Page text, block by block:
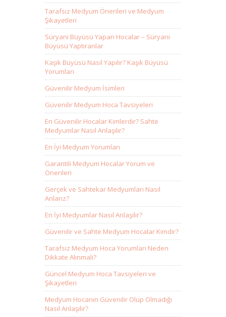
Tarafsız Medyum Önerileri ve Medyum
Şikayetleri
Süryani Büyüsü Yapan Hocalar – Süryani
Büyüsü Yaptıranlar
Kaşık Büyüsü Nasıl Yapılır? Kaşık Büyüsü
Yorumları
Güvenilir Medyum İsimleri
Güvenilir Medyum Hoca Tavsiyeleri
En Güvenilir Hocalar Kimlerdir? Sahte
Medyumlar Nasıl Anlaşılır?
En İyi Medyum Yorumları
Garantili Medyum Hocalar Yorum ve
Önerileri
Gerçek ve Sahtekar Medyumları Nasıl
Anlarız?
En İyi Medyumlar Nasıl Anlaşılır?
Güvenilir ve Sahte Medyum Hocalar Kimdir?
Tarafsız Medyum Hoca Yorumları Neden
Dikkate Alınmalı?
Güncel Medyum Hoca Tavsiyeleri ve
Şikayetleri
Medyum Hocanın Güvenilir Olup Olmadığı
Nasıl Anlaşılır?